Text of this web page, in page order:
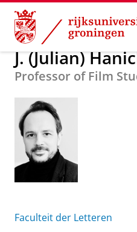
Skip
Content
Skip
Navigation
Over ons J.
J. (Julian)
Professor of Film
Faculteit der Letteren